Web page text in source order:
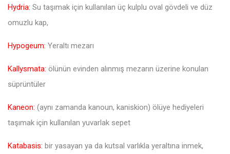
Hydria: Su taşımak için kullanılan üç kulplu oval gövdeli ve düz
omuzlu kap,
Hypogeum: Yeraltı mezarı
Kallysmata: ölünün evinden alınmış mezarın üzerine konulan
süprüntüler
Kaneon: (aynı zamanda kanoun, kaniskion) ölüye hediyeleri
taşımak için kullanılan yuvarlak sepet
Katabasis: bir yasayan ya da kutsal varlıkla yeraltına inmek,